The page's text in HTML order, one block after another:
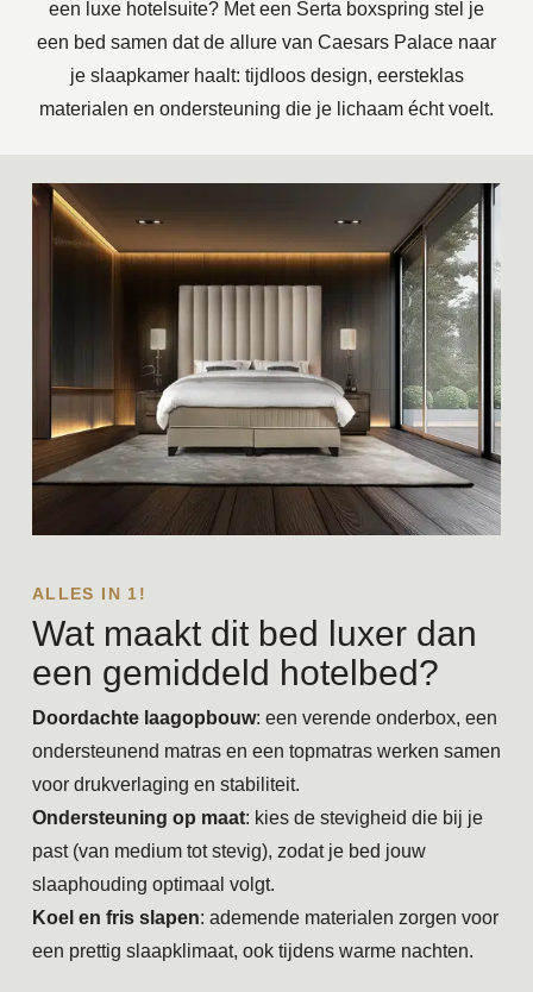
een luxe hotelsuite? Met een Serta boxspring stel je
een bed samen dat de allure van Caesars Palace naar
je slaapkamer haalt: tijdloos design, eersteklas
materialen en ondersteuning die je lichaam écht voelt.
Wat maakt dit bed luxer dan
een gemiddeld hotelbed?
ALLES IN 1!
Doordachte laagopbouw: een verende onderbox, een
ondersteunend matras en een topmatras werken samen
voor drukverlaging en stabiliteit.
Ondersteuning op maat: kies de stevigheid die bij je
past (van medium tot stevig), zodat je bed jouw
slaaphouding optimaal volgt.
Koel en fris slapen: ademende materialen zorgen voor
een prettig slaapklimaat, ook tijdens warme nachten.